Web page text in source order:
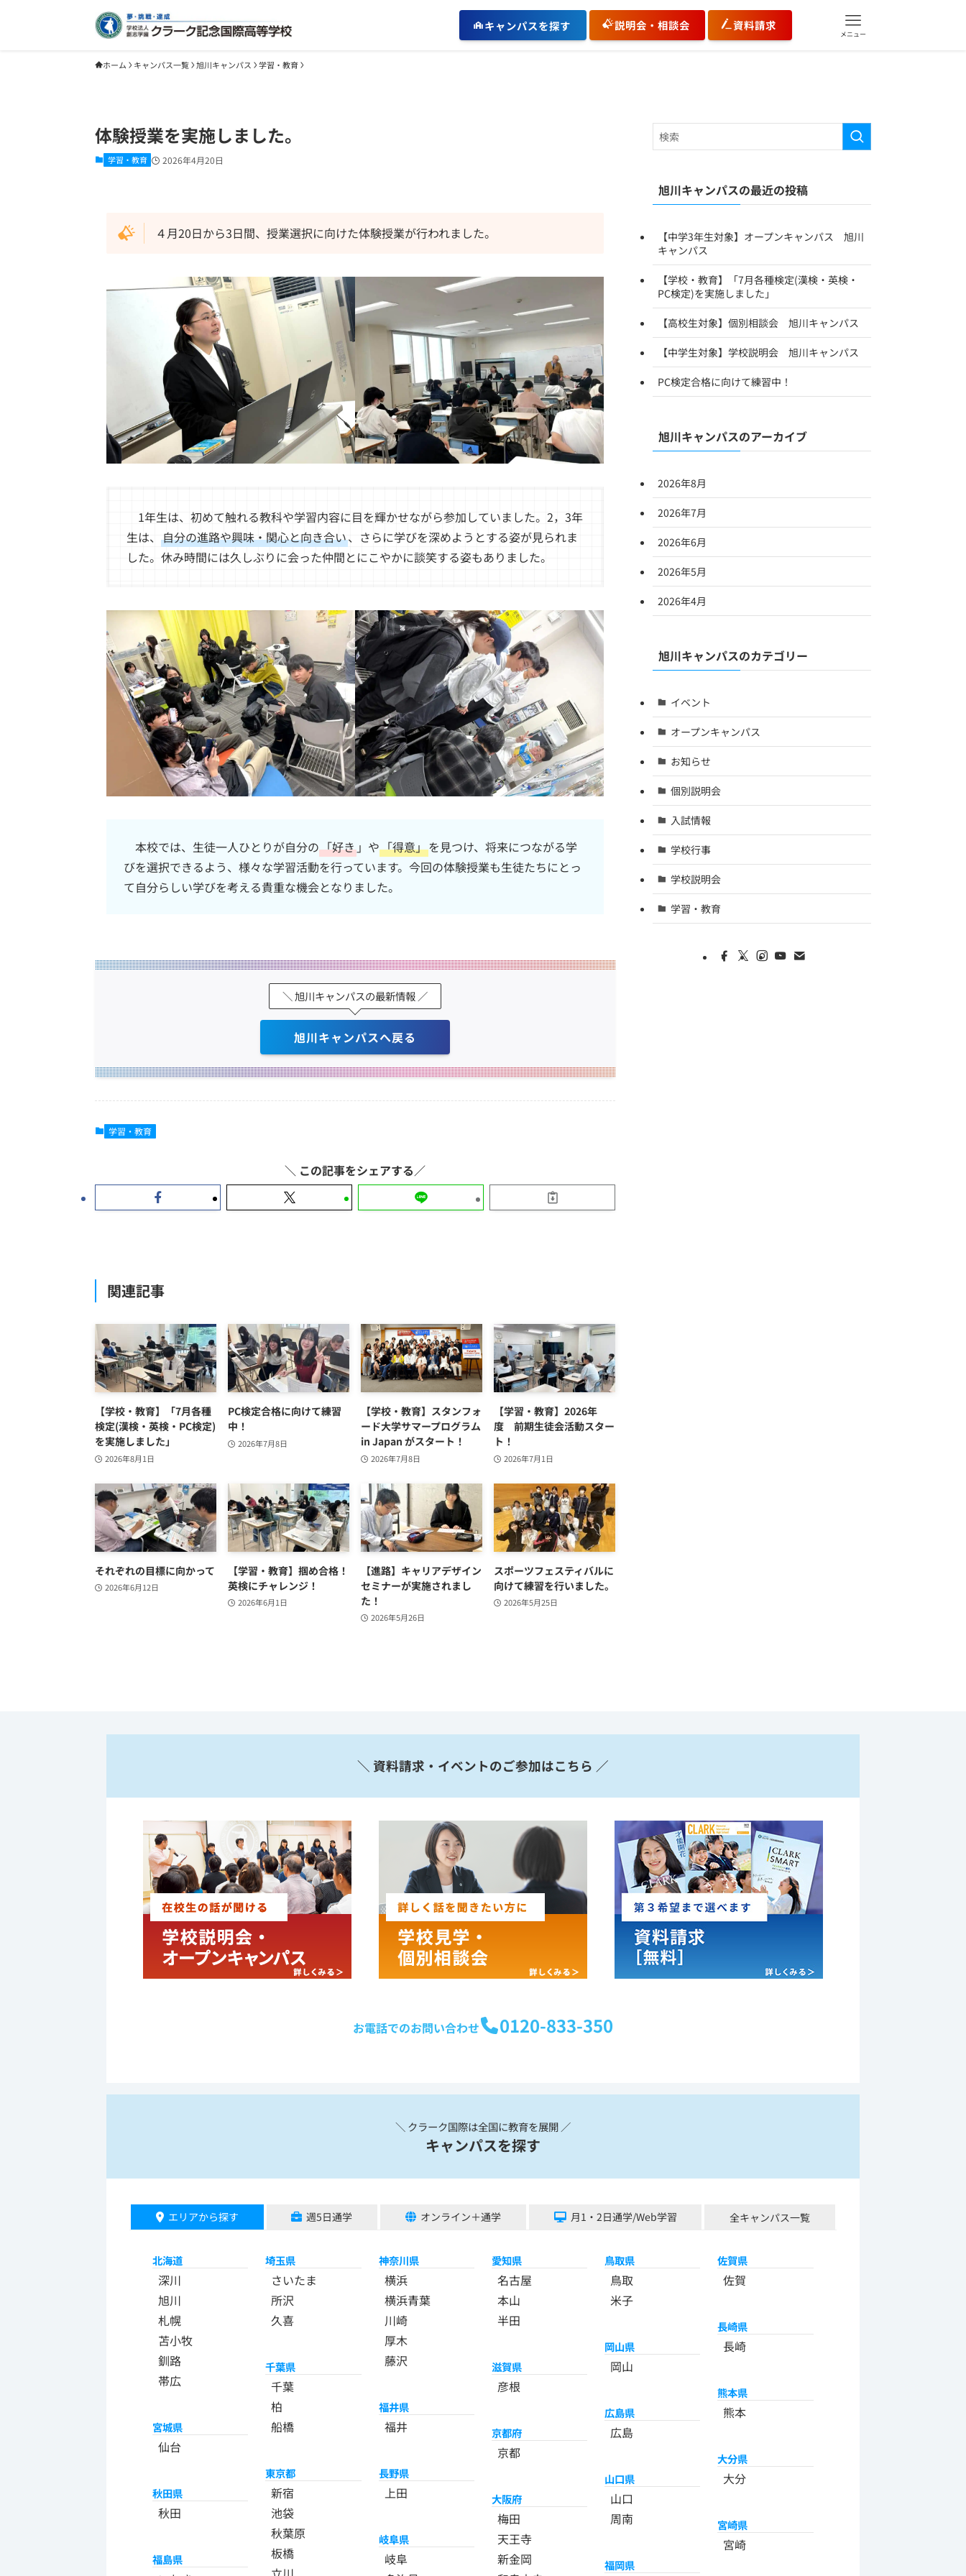
キャンパスを探す 説明会・相談会 資料請求
メニュー
ホーム キャンパス一覧 旭川キャンパス 学習・教育
体験授業を実施しました。
学習・教育 2026年4月20日
４月20日から3日間、授業選択に向けた体験授業が行われました。
1年生は、初めて触れる教科や学習内容に目を輝かせながら参加していました。2，3年
生は、 自分の進路や興味・関心と向き合い、さらに学びを深めようとする姿が見られま
した。休み時間には久しぶりに会った仲間とにこやかに談笑する姿もありました。
本校では、生徒一人ひとりが自分の「好き 」や「得意」を見つけ、将来につながる学
びを選択できるよう、様々な学習活動を行っています。今回の体験授業も生徒たちにとっ
て自分らしい学びを考える貴重な機会となりました。
＼ 旭川キャンパスの最新情報 ／
旭川キャンパスへ戻る
学習・教育
関連記事
【学校・教育】「7月各種
検定(漢検・英検・PC検定)
を実施しました」
2026年8月1日
PC検定合格に向けて練習
中！
2026年7月8日
【学校・教育】スタンフォ
ード大学サマープログラム
in Japan がスタート！
2026年7月8日
【学習・教育】2026年
度 前期生徒会活動スター
ト！
2026年7月1日
それぞれの目標に向かって
2026年6月12日
【学習・教育】掴め合格！
英検にチャレンジ！
2026年6月1日
【進路】キャリアデザイン
セミナーが実施されまし
た！
2026年5月26日
スポーツフェスティバルに
向けて練習を行いました。
2026年5月25日
旭川キャンパスの最近の投稿
【中学3年生対象】オープンキャンパス 旭川
キャンパス
【学校・教育】「7月各種検定(漢検・英検・
PC検定)を実施しました」
【高校生対象】個別相談会 旭川キャンパス
【中学生対象】学校説明会 旭川キャンパス
PC検定合格に向けて練習中！
旭川キャンパスのアーカイブ
2026年8月
2026年7月
2026年6月
2026年5月
2026年4月
旭川キャンパスのカテゴリー
イベント
オープンキャンパス
お知らせ
個別説明会
入試情報
学校行事
学校説明会
学習・教育
＼ 資料請求・イベントのご参加はこちら ／
お電話でのお問い合わせ 0120-833-350
＼ クラーク国際は全国に教育を展開 ／
キャンパスを探す
エリアから探す 週5日通学 オンライン＋通学 月1・2日通学/Web学習 全キャンパス一覧
北海道
深川
旭川
札幌
苫小牧
釧路
帯広
宮城県
仙台
秋田県
秋田
福島県
埼玉県
さいたま
所沢
久喜
千葉県
千葉
柏
船橋
東京都
新宿
池袋
秋葉原
板橋
神奈川県
横浜
横浜青葉
川崎
厚木
藤沢
福井県
福井
長野県
上田
岐阜県
岐阜
愛知県
名古屋
本山
半田
滋賀県
彦根
京都府
京都
大阪府
梅田
天王寺
新金岡
鳥取県
鳥取
米子
岡山県
岡山
広島県
広島
山口県
山口
周南
福岡県
佐賀県
佐賀
長崎県
長崎
熊本県
熊本
大分県
大分
宮崎県
宮崎